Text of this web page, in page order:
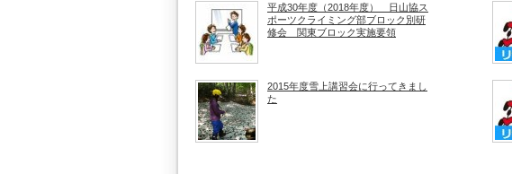
平成30年度（2018年度） 日山協ス
ポーツクライミング部ブロック別研
修会 関東ブロック実施要領
2015年度雪上講習会に行ってきまし
た